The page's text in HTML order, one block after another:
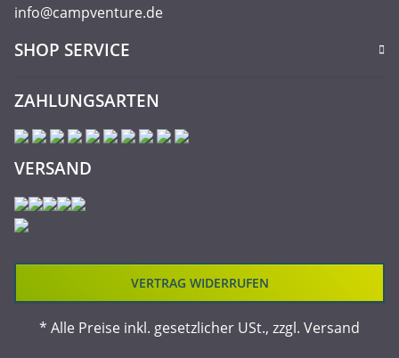
info@campventure.de
SHOP SERVICE
ZAHLUNGSARTEN
VERSAND
VERTRAG WIDERRUFEN
* Alle Preise inkl. gesetzlicher USt., zzgl. Versand